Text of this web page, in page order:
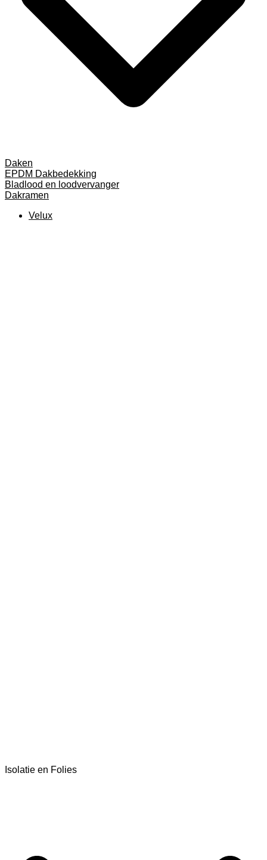
Daken
EPDM Dakbedekking
Bladlood en loodvervanger
Dakramen
Velux
Isolatie en Folies